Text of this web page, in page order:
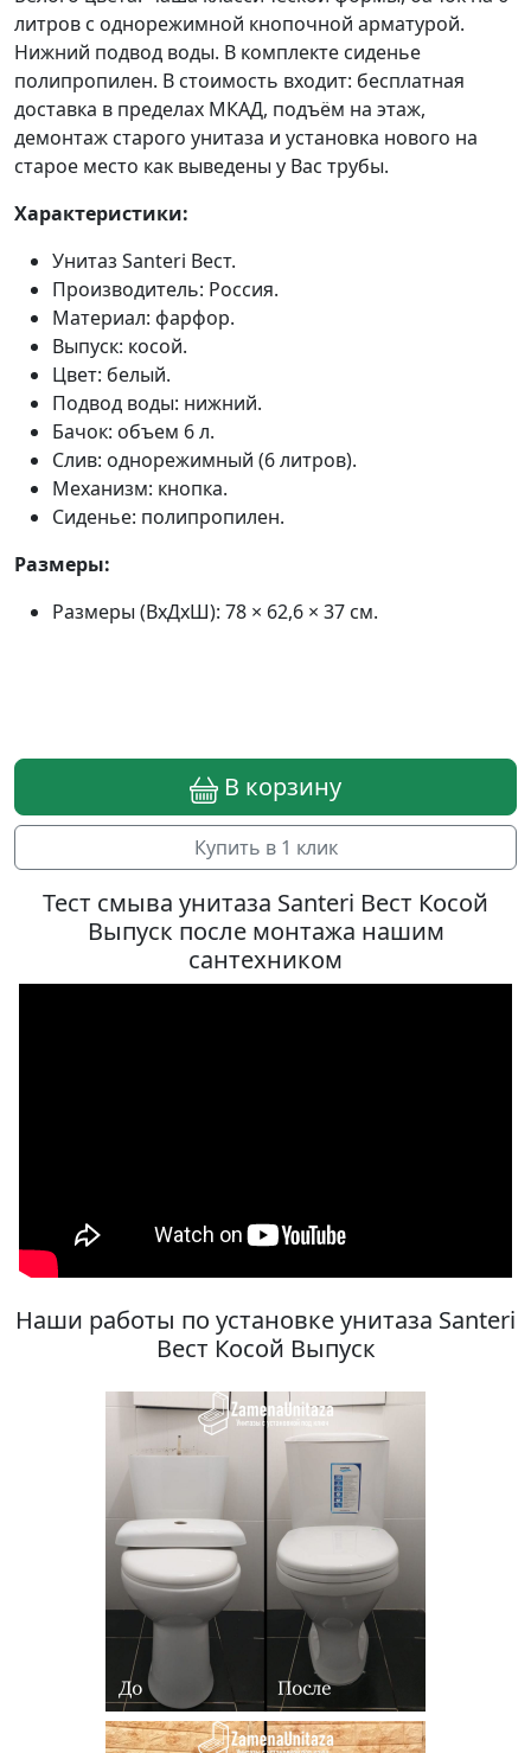
литров с однорежимной кнопочной арматурой.
Нижний подвод воды. В комплекте сиденье
полипропилен. В стоимость входит: бесплатная
доставка в пределах МКАД, подъём на этаж,
демонтаж старого унитаза и установка нового на
старое место как выведены у Вас трубы.
Характеристики:
Унитаз Santeri Вест.
Производитель: Россия.
Материал: фарфор.
Выпуск: косой.
Цвет: белый.
Подвод воды: нижний.
Бачок: объем 6 л.
Слив: однорежимный (6 литров).
Механизм: кнопка.
Сиденье: полипропилен.
Размеры:
Размеры (ВхДхШ): 78 × 62,6 × 37 см.
В корзину
Купить в 1 клик
Тест смыва унитаза Santeri Вест Косой
Выпуск после монтажа нашим
сантехником
Наши работы по установке унитаза Santeri
Вест Косой Выпуск